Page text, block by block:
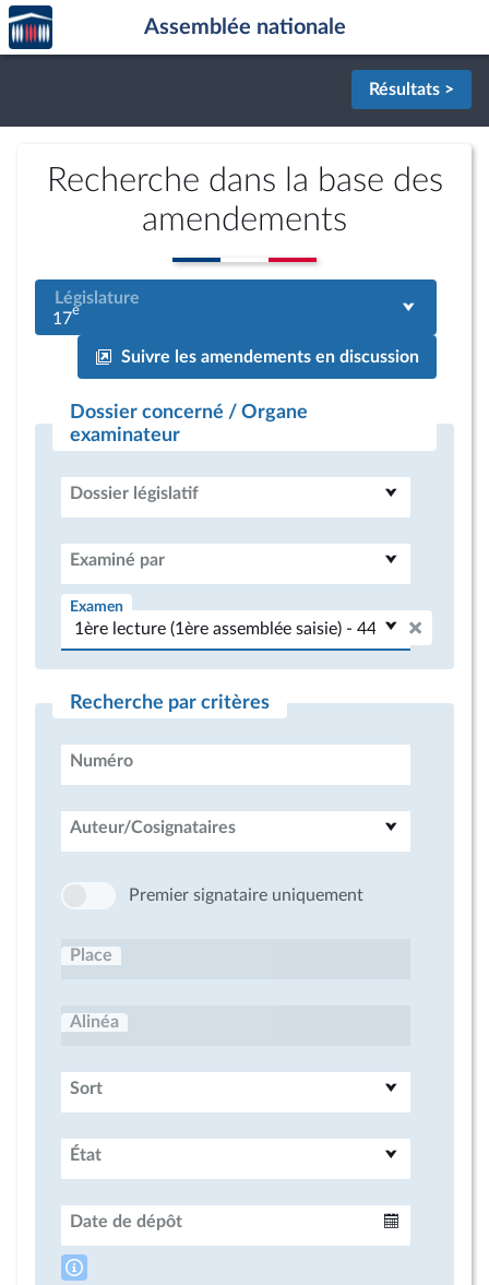
Aller au contenu
Aller en bas de la page
Accèder
à la
page
Assemblée nationale
Résultats >
Recherche dans la base des
amendements
Législature
17e
Suivre les amendements en discussion
Dossier concerné / Organe
examinateur
Dossier législatif
Examiné par
Examen
Recherche par critères
Numéro
Auteur/Cosignataires
Premier signataire uniquement
Place
Alinéa
Sort
État
Date de dépôt